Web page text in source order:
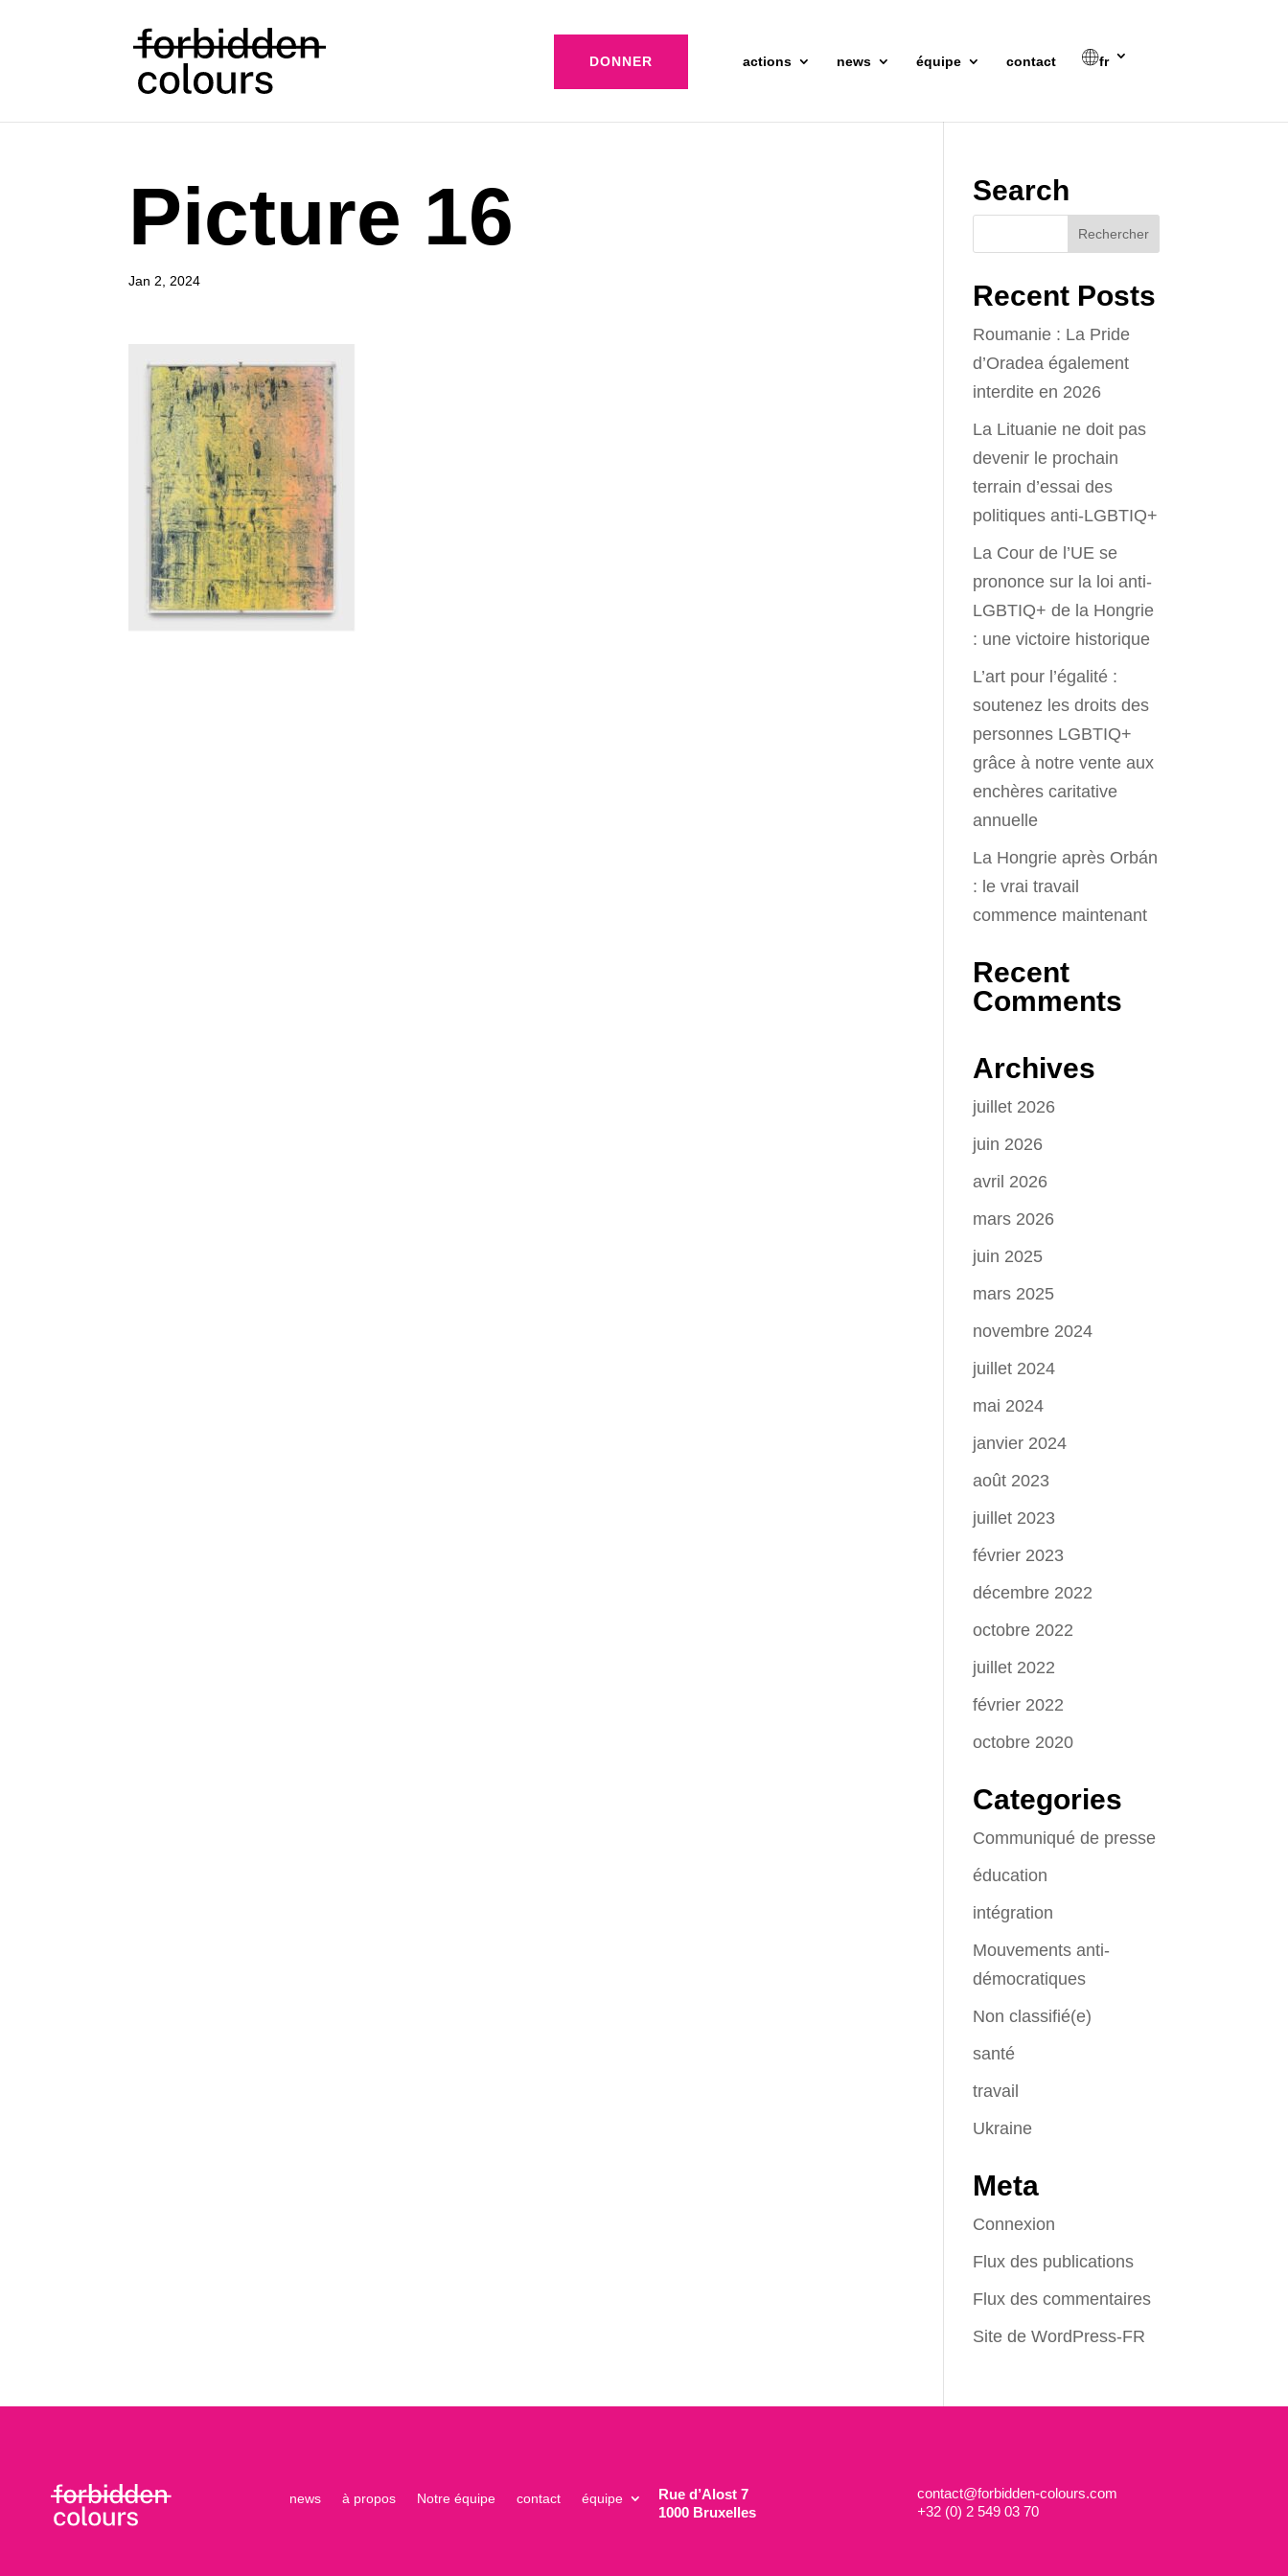
DONNER actions news équipe contact fr
Picture 16
Jan 2, 2024
Search
Recent Posts
Roumanie : La Pride
d’Oradea également
interdite en 2026
La Lituanie ne doit pas
devenir le prochain
terrain d’essai des
politiques anti-LGBTIQ+
La Cour de l’UE se
prononce sur la loi anti-
LGBTIQ+ de la Hongrie
: une victoire historique
L’art pour l’égalité :
soutenez les droits des
personnes LGBTIQ+
grâce à notre vente aux
enchères caritative
annuelle
La Hongrie après Orbán
: le vrai travail
commence maintenant
Recent
Comments
Archives
juillet 2026
juin 2026
avril 2026
mars 2026
juin 2025
mars 2025
novembre 2024
juillet 2024
mai 2024
janvier 2024
août 2023
juillet 2023
février 2023
décembre 2022
octobre 2022
juillet 2022
février 2022
octobre 2020
Categories
Communiqué de presse
éducation
intégration
Mouvements anti-
démocratiques
Non classifié(e)
santé
travail
Ukraine
Meta
Connexion
Flux des publications
Flux des commentaires
Site de WordPress-FR
news à propos Notre équipe contact équipe
Rue d’Alost 7
1000 Bruxelles
contact@forbidden-colours.com
+32 (0) 2 549 03 70